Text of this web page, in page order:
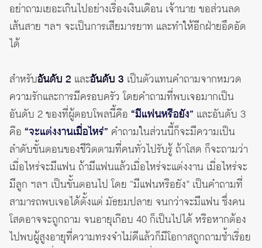
อย่าถามเยอะเกินไปอย่างเรื่องเงินเดือน เจ้านาย ขอส่วนลด
เส้นสาย ฯลฯ จะเป็นการเสียมารยาท และทำให้อีกฝ่ายอึดอัด
ได้
สำหรับอันดับ 2 และอันดับ 3 เป็นตัวแทนคำถามจากหมวด
ความรักและการมีครอบครัว โดยคำถามที่พบเจอมากเป็น
อันดับ 2 ของที่ผู้ตอบโพลนี้คือ “มีแฟนหรือยัง” และอันดับ 3
คือ “จะแต่งงานเมื่อไหร่” คำถามในส่วนนี้ก็จะมีความเป็น
ลำดับขั้นตอนของชีวิตตามที่คนทั่วไปรับรู้ ถ้าโสด ก็จะถามว่า
เมื่อไหร่จะมีแฟน ถ้ามีแฟนแล้วเมื่อไหร่จะแต่งงาน เมื่อไหร่จะ
มีลูก ฯลฯ เป็นขั้นตอนไป โดย “มีแฟนหรือยัง” เป็นคำถามที่
สามารถพบเจอได้ตั้งแต่ มัธยมปลาย จนกว่าจะมีแฟน ซึ่งคน
โสดอาจจะถูกถาม จนอายุเกือบ 40 ก็เป็นไปได้ หรือหากต้อง
ไปพบผู้สูงอายุที่ความทรงจำไม่ดีแล้วก็มีโอกาสถูกถามซ้ำเรื่อย